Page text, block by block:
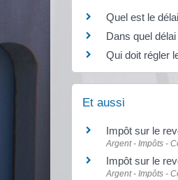
Quel est le
Dans quel
Qui doit régler
Et aussi
Impôt sur le
Argent - Impôts -
Impôt sur le
Argent - Impôts -